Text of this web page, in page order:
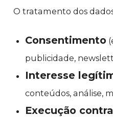
O tratamento dos
Consentimento
publicidade,
Interesse
conteúdos, análise,
Execução